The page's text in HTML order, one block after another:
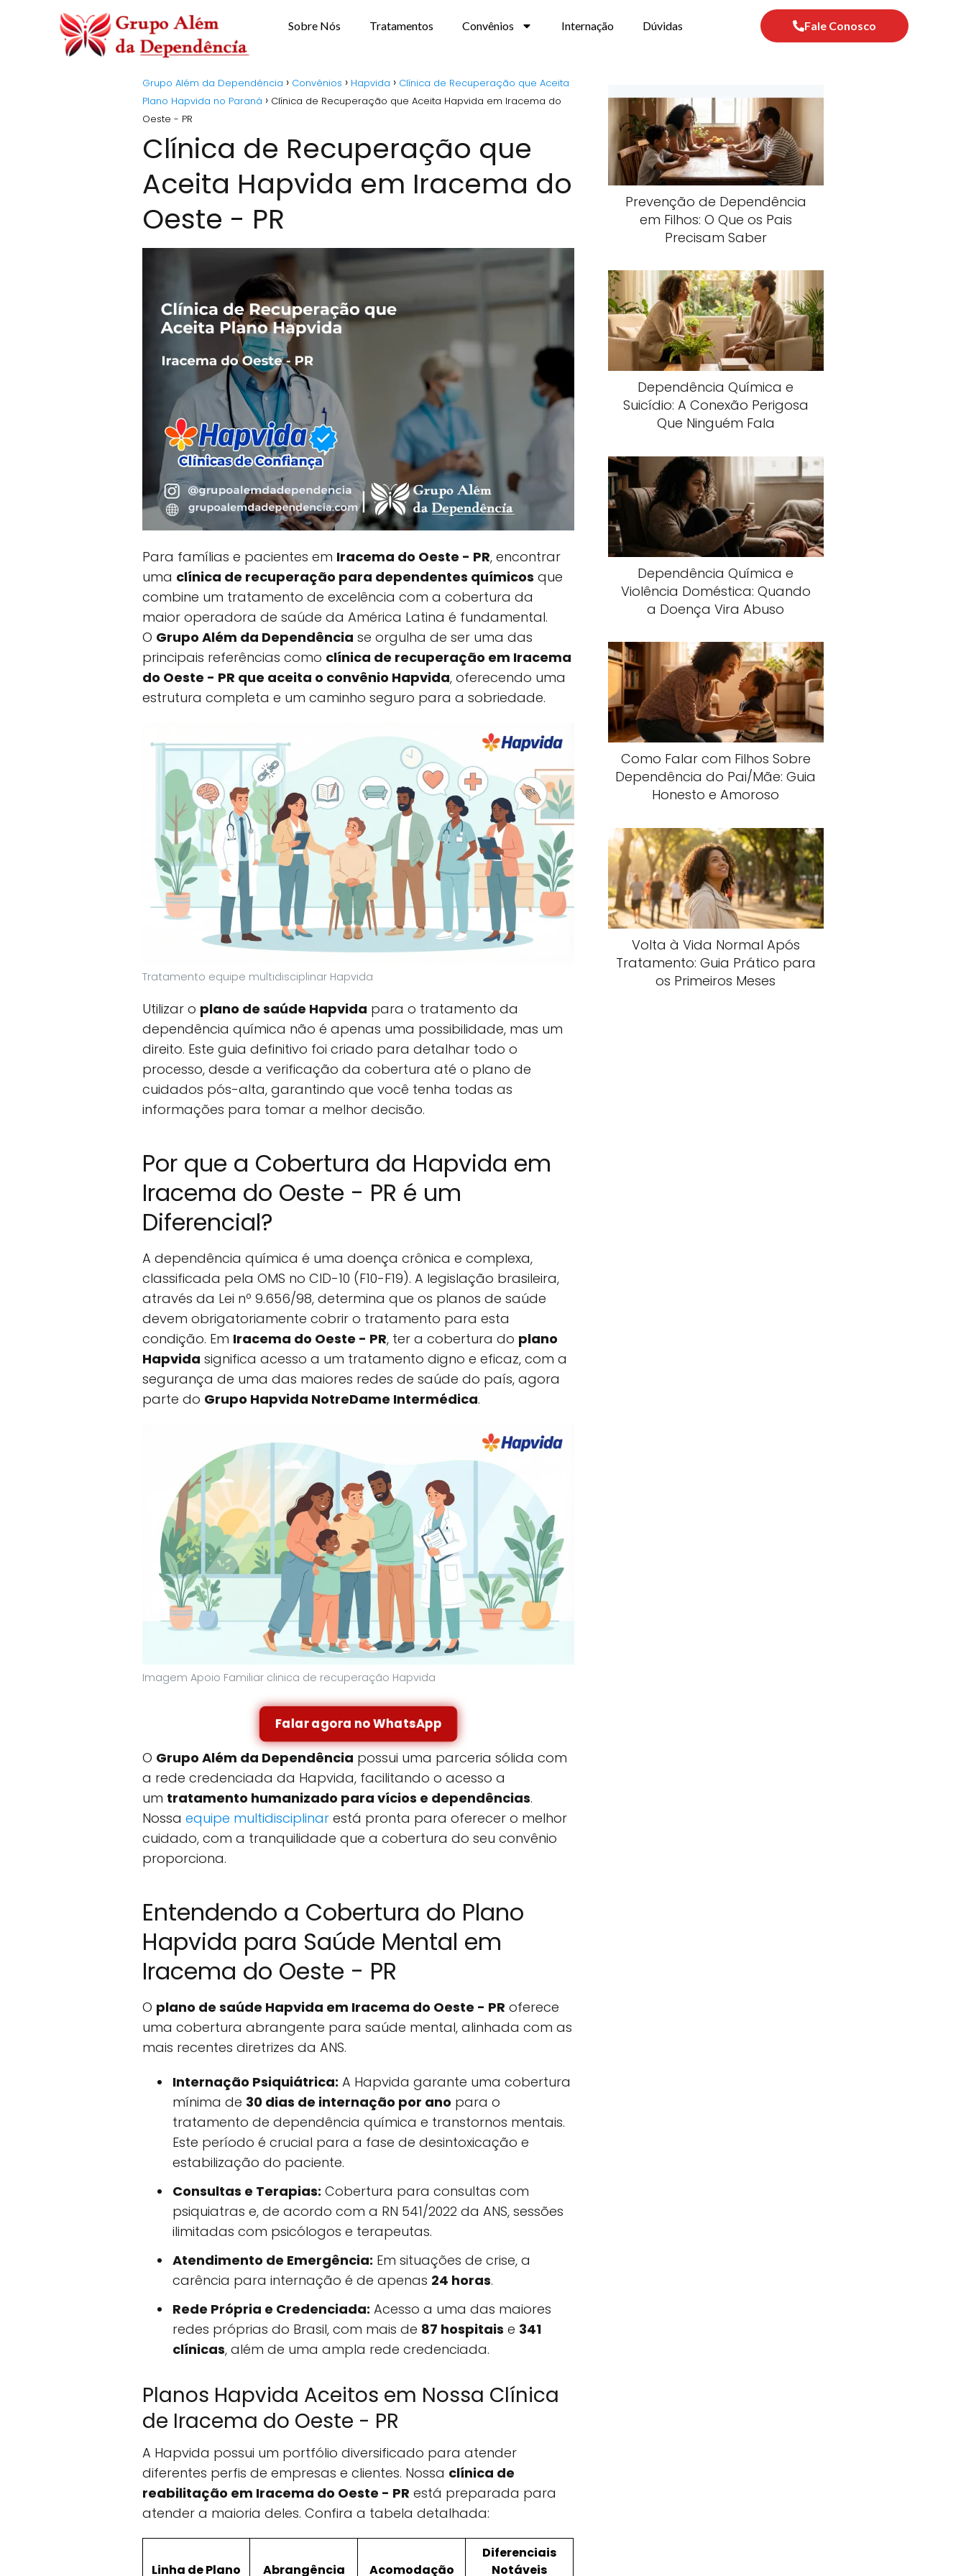
Sobre Nós Tratamentos Convênios Internação Dúvidas Fale Conosco
Grupo Além da Dependência Convênios Hapvida
Clínica de Recuperação que Aceita
Plano Hapvida no Paraná
Clínica de Recuperação que Aceita Hapvida em Iracema do
Oeste - PR
Clínica de Recuperação que
Aceita Hapvida em Iracema do
Oeste - PR
Para famílias e pacientes em Iracema do Oeste - PR, encontrar
uma clínica de recuperação para dependentes químicos que
combine um tratamento de excelência com a cobertura da
maior operadora de saúde da América Latina é fundamental.
O Grupo Além da Dependência se orgulha de ser uma das
principais referências como clínica de recuperação em Iracema
do Oeste - PR que aceita o convênio Hapvida, oferecendo uma
estrutura completa e um caminho seguro para a sobriedade.
Tratamento equipe multidisciplinar Hapvida
Utilizar o plano de saúde Hapvida para o tratamento da
dependência química não é apenas uma possibilidade, mas um
direito. Este guia definitivo foi criado para detalhar todo o
processo, desde a verificação da cobertura até o plano de
cuidados pós-alta, garantindo que você tenha todas as
informações para tomar a melhor decisão.
Por que a Cobertura da Hapvida em
Iracema do Oeste - PR é um
Diferencial?
A dependência química é uma doença crônica e complexa,
classificada pela OMS no CID-10 (F10-F19). A legislação brasileira,
através da Lei nº 9.656/98, determina que os planos de saúde
devem obrigatoriamente cobrir o tratamento para esta
condição. Em Iracema do Oeste - PR, ter a cobertura do plano
Hapvida significa acesso a um tratamento digno e eficaz, com a
segurança de uma das maiores redes de saúde do país, agora
parte do Grupo Hapvida NotreDame Intermédica.
Imagem Apoio Familiar clinica de recuperação Hapvida
Falar agora no WhatsApp
O Grupo Além da Dependência possui uma parceria sólida com
a rede credenciada da Hapvida, facilitando o acesso a
um tratamento humanizado para vícios e dependências.
Nossa equipe multidisciplinar está pronta para oferecer o melhor
cuidado, com a tranquilidade que a cobertura do seu convênio
proporciona.
Entendendo a Cobertura do Plano
Hapvida para Saúde Mental em
Iracema do Oeste - PR
O plano de saúde Hapvida em Iracema do Oeste - PR oferece
uma cobertura abrangente para saúde mental, alinhada com as
mais recentes diretrizes da ANS.
Internação Psiquiátrica: A Hapvida garante uma cobertura
mínima de 30 dias de internação por ano para o
tratamento de dependência química e transtornos mentais.
Este período é crucial para a fase de desintoxicação e
estabilização do paciente.
Consultas e Terapias: Cobertura para consultas com
psiquiatras e, de acordo com a RN 541/2022 da ANS, sessões
ilimitadas com psicólogos e terapeutas.
Atendimento de Emergência: Em situações de crise, a
carência para internação é de apenas 24 horas.
Rede Própria e Credenciada: Acesso a uma das maiores
redes próprias do Brasil, com mais de 87 hospitais e 341
clínicas, além de uma ampla rede credenciada.
Planos Hapvida Aceitos em Nossa Clínica
de Iracema do Oeste - PR
A Hapvida possui um portfólio diversificado para atender
diferentes perfis de empresas e clientes. Nossa clínica de
reabilitação em Iracema do Oeste - PR está preparada para
atender a maioria deles. Confira a tabela detalhada:
Linha de Plano Abrangência Acomodação
Diferenciais
Notáveis
Prevenção de Dependência
em Filhos: O Que os Pais
Precisam Saber
Dependência Química e
Suicídio: A Conexão Perigosa
Que Ninguém Fala
Dependência Química e
Violência Doméstica: Quando
a Doença Vira Abuso
Como Falar com Filhos Sobre
Dependência do Pai/Mãe: Guia
Honesto e Amoroso
Volta à Vida Normal Após
Tratamento: Guia Prático para
os Primeiros Meses